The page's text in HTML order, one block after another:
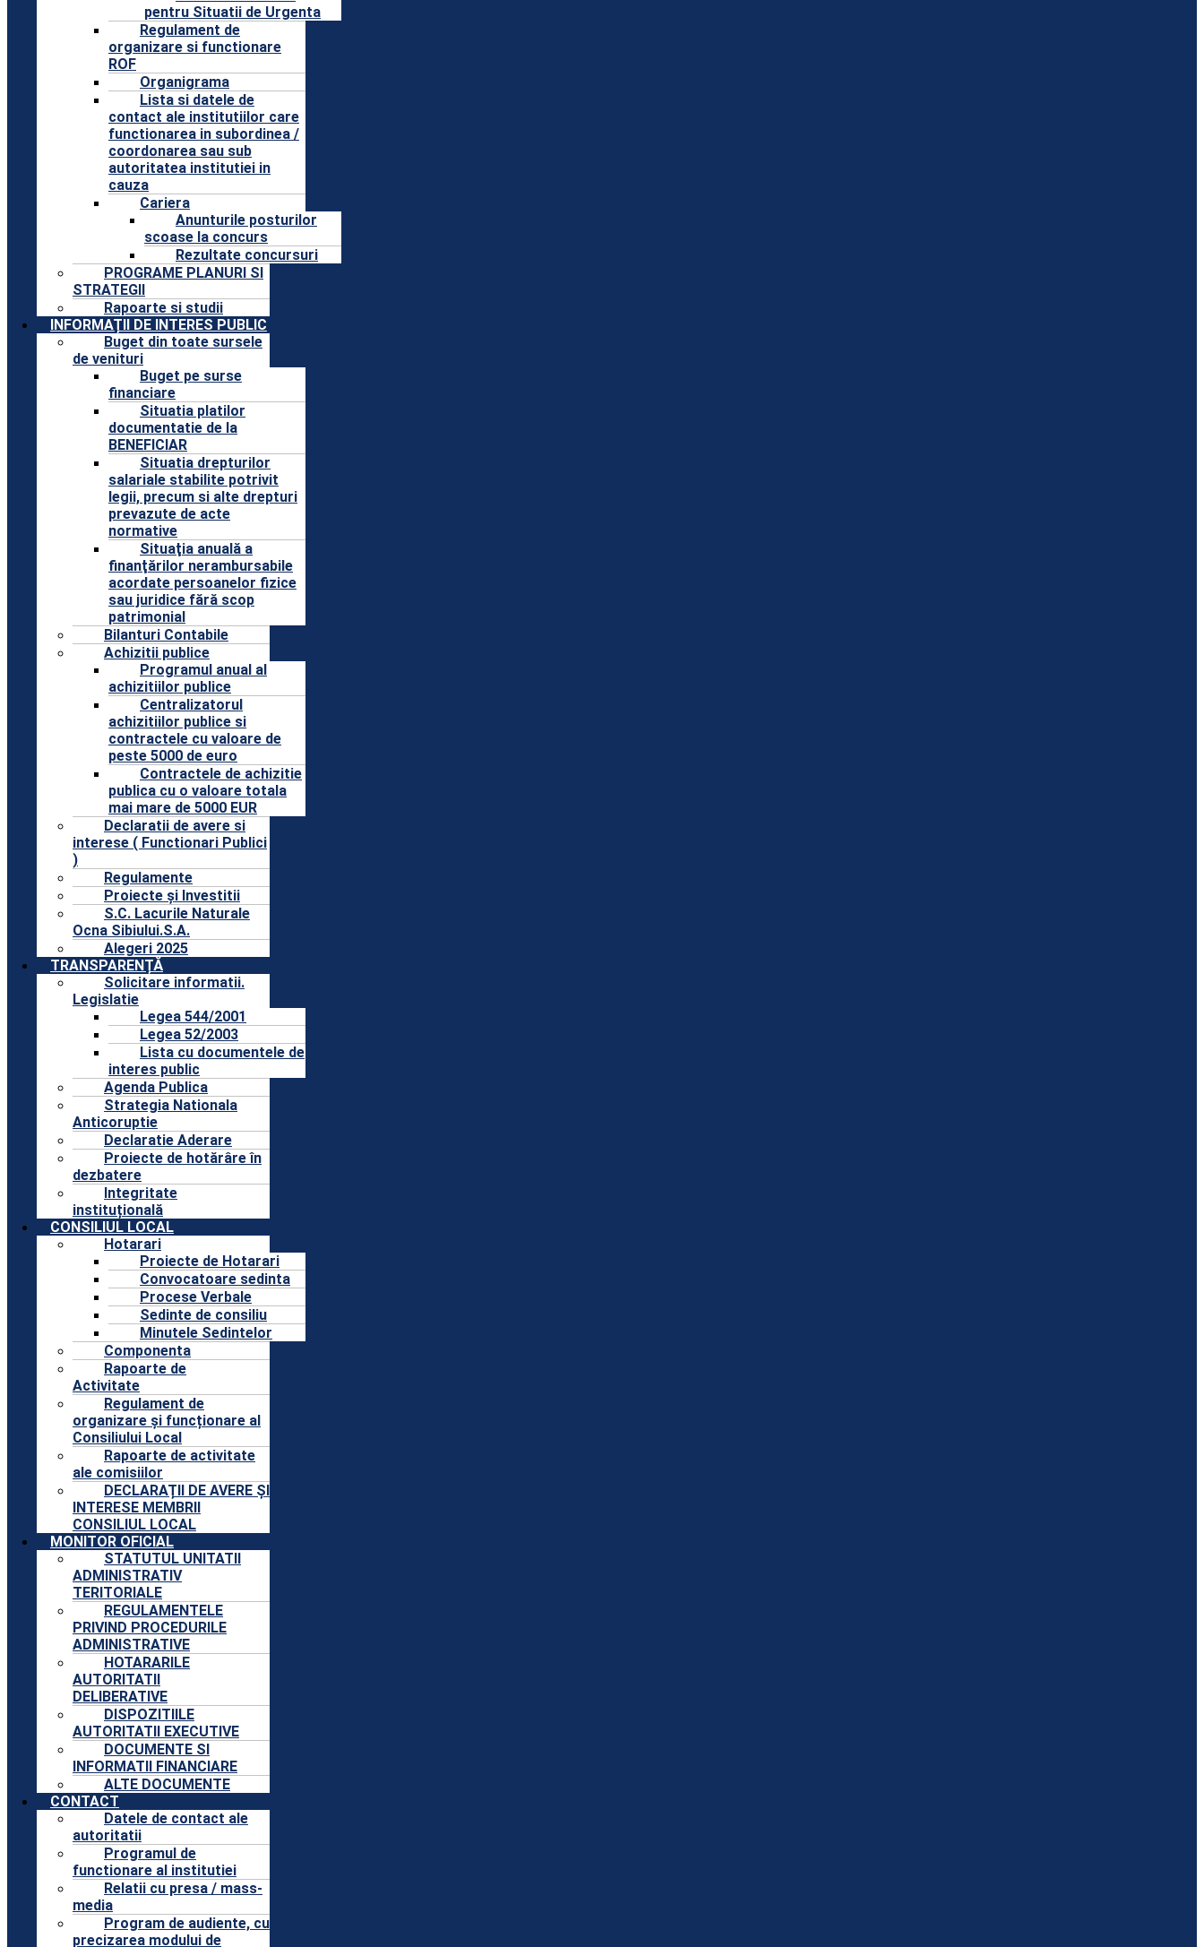
pentru Situatii de Urgenta
Regulament de
organizare si functionare
ROF
Organigrama
Lista si datele de
contact ale institutiilor care
functionarea in subordinea /
coordonarea sau sub
autoritatea institutiei in
cauza
Cariera
Anunturile posturilor
scoase la concurs
Rezultate concursuri
PROGRAME PLANURI SI
STRATEGII
Rapoarte si studii
INFORMAȚII DE INTERES PUBLIC
Buget din toate sursele
de venituri
Buget pe surse
financiare
Situatia platilor
documentatie de la
BENEFICIAR
Situatia drepturilor
salariale stabilite potrivit
legii, precum si alte drepturi
prevazute de acte
normative
Situaţia anuală a
finanţărilor nerambursabile
acordate persoanelor fizice
sau juridice fără scop
patrimonial
Bilanturi Contabile
Achizitii publice
Programul anual al
achizitiilor publice
Centralizatorul
achizitiilor publice si
contractele cu valoare de
peste 5000 de euro
Contractele de achizitie
publica cu o valoare totala
mai mare de 5000 EUR
Declaratii de avere si
interese ( Functionari Publici
)
Regulamente
Proiecte și Investitii
S.C. Lacurile Naturale
Ocna Sibiului.S.A.
Alegeri 2025
TRANSPARENȚĂ
Solicitare informatii.
Legislatie
Legea 544/2001
Legea 52/2003
Lista cu documentele de
interes public
Agenda Publica
Strategia Nationala
Anticoruptie
Declaratie Aderare
Proiecte de hotărâre în
dezbatere
Integritate
instituțională
CONSILIUL LOCAL
Hotarari
Proiecte de Hotarari
Convocatoare sedinta
Procese Verbale
Sedinte de consiliu
Minutele Sedintelor
Componenta
Rapoarte de
Activitate
Regulament de
organizare și funcționare al
Consiliului Local
Rapoarte de activitate
ale comisiilor
DECLARAȚII DE AVERE ȘI
INTERESE MEMBRII
CONSILIUL LOCAL
MONITOR OFICIAL
STATUTUL UNITATII
ADMINISTRATIV
TERITORIALE
REGULAMENTELE
PRIVIND PROCEDURILE
ADMINISTRATIVE
HOTARARILE
AUTORITATII
DELIBERATIVE
DISPOZITIILE
AUTORITATII EXECUTIVE
DOCUMENTE SI
INFORMATII FINANCIARE
ALTE DOCUMENTE
CONTACT
Datele de contact ale
autoritatii
Programul de
functionare al institutiei
Relatii cu presa / mass-
media
Program de audiente, cu
precizarea modului de